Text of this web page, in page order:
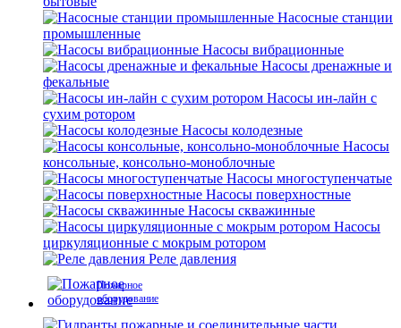
Насосные станции
промышленные
Насосы вибрационные
Насосы дренажные и
фекальные
Насосы ин-лайн с
сухим ротором
Насосы колодезные
Насосы
консольные, консольно-моноблочные
Насосы многоступенчатые
Насосы поверхностные
Насосы скважинные
Насосы
циркуляционные с мокрым ротором
Реле давления
Пожарное
оборудование